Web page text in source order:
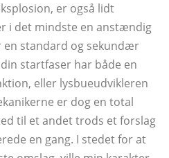
er også lidt
i det mindste en anstændig
en standard og sekundær
startfaser har både en
eller lysbueudvikleren
er dog en total
til et andet trods et forslag
en gang. I stedet for at